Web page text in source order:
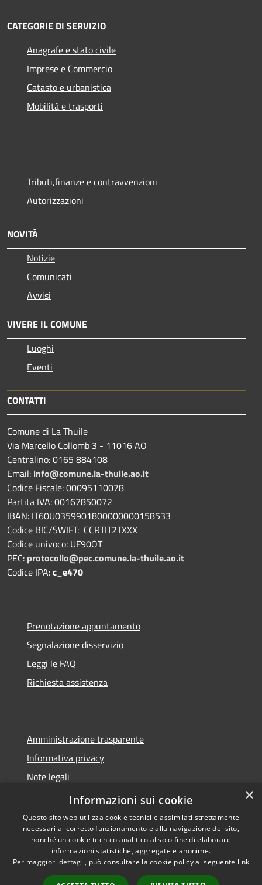
CATEGORIE DI SERVIZIO
Anagrafe e stato civile
Imprese e Commercio
Catasto e urbanistica
Mobilità e trasporti
Tributi,finanze e contravvenzioni
Autorizzazioni
NOVITÀ
Notizie
Comunicati
Avvisi
VIVERE IL COMUNE
Luoghi
Eventi
CONTATTI
Comune di La Thuile
Via Marcello Collomb 3 - 11016 AO
Centralino: 0165 884108
Email: info@comune.la-thuile.ao.it
Codice Fiscale: 00095110078
Partita IVA: 00167850072
IBAN: IT60U0359901800000000158533
Codice BIC/SWIFT: CCRTIT2TXXX
Codice univoco: UF90OT
PEC: protocollo@pec.comune.la-thuile.ao.it
Codice IPA:c_e470
Prenotazione appuntamento
Segnalazione disservizio
Leggi le FAQ
Richiesta assistenza
Amministrazione trasparente
Informativa privacy
Note legali
Dichiarazione di accessibilità
Accessibilità
Copyright © 2026 • Comune di
La Thuile • Powered by
×
Informazioni sui cookie
Questo sito web utilizza cookie tecnici e assimilati strettamente
necessari al corretto funzionamento e alla navigazione del sito,
nonché un cookie tecnico analitico al solo fine di elaborare
informazioni statistiche, aggregate e anonime.
Per maggiori dettagli, può consultare la cookie policy al seguente link